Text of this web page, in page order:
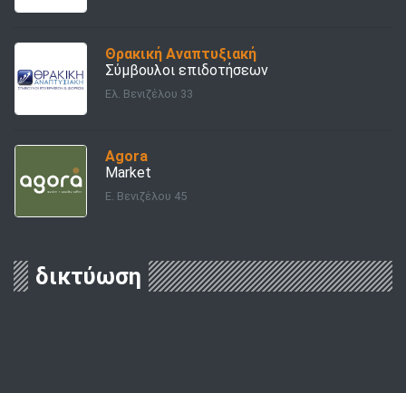
Θρακική Αναπτυξιακή
Σύμβουλοι επιδοτήσεων
Ελ. Βενιζέλου 33
Agora
Market
E. Βενιζέλου 45
δικτύωση